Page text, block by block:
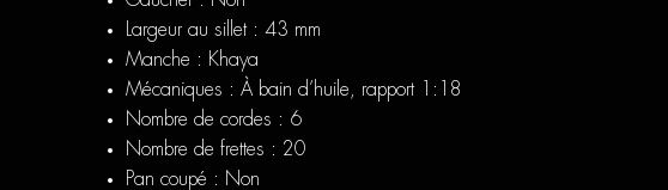
Largeur au sillet : 43 mm
Manche : Khaya
Mécaniques : À bain d’huile, rapport 1:18
Nombre de cordes : 6
Nombre de frettes : 20
Pan coupé : Non